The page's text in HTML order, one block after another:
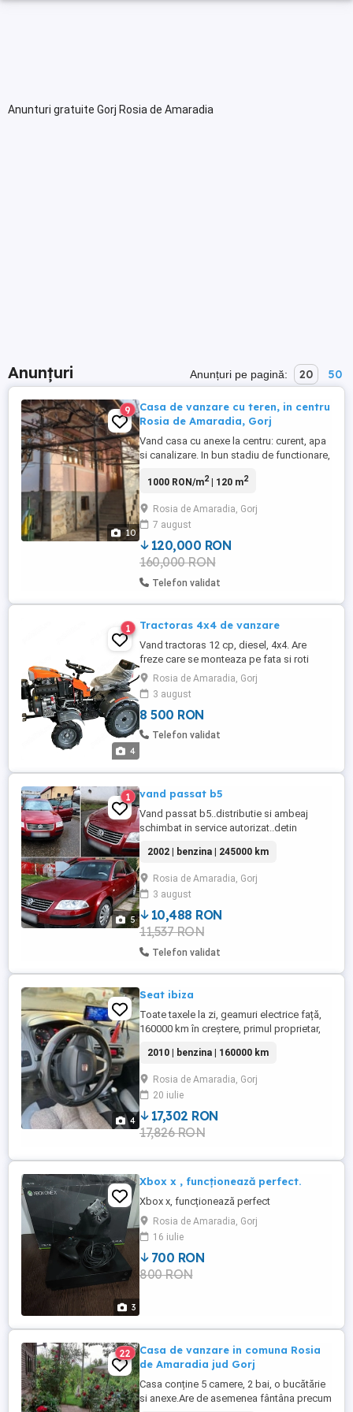
Anunturi gratuite Gorj Rosia de Amaradia
Anunțuri Anunțuri pe pagină: 20 50
10
9
Casa de vanzare cu teren, in centru
Rosia de Amaradia, Gorj
Vand casa cu anexe la centru: curent, apa
si canalizare. In bun stadiu de functionare,
RON, negociabil Mai multe detalii la fata
imprejmuire, dintre care vie 1300 metri si
plantatie de pomi. Are si beci de 6x3 metri.
Numere ...
1000 RON/m2| 120 m2
Rosia de Amaradia, Gorj
7 august
120,000 RON
160,000 RON
Telefon validat
4
1 Tractoras 4x4 de vanzare
Vand tractoras 12 cp, diesel, 4x4. Are
freze care se monteaza pe fata si roti
metalice pentru spate. Este nou, doar
facut proba cu el
Rosia de Amaradia, Gorj
3 august
8 500 RON
Telefon validat
5
1 vand passat b5
Vand passat b5..distributie si ambeaj
schimbat in service autorizat..detin
2002 | benzina | 245000 km
Rosia de Amaradia, Gorj
3 august
10,488 RON
11,537 RON
Telefon validat
4
Seat ibiza
Toate taxele la zi, geamuri electrice față,
160000 km în creștere, primul proprietar,
etc.
2010 | benzina | 160000 km
Rosia de Amaradia, Gorj
20 iulie
17,302 RON
17,826 RON
3
Xbox x , funcționează perfect.
Xbox x, funcționează perfect
Rosia de Amaradia, Gorj
16 iulie
700 RON
800 RON
22
Casa de vanzare in comuna Rosia
de Amaradia jud Gorj
Casa conține 5 camere, 2 bai, o bucătărie
si anexe.Are de asemenea fântâna precum